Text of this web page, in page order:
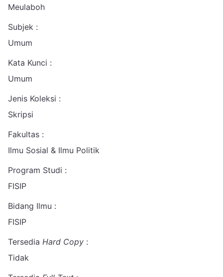
Meulaboh
Subjek :
Umum
Kata Kunci :
Umum
Jenis Koleksi :
Skripsi
Fakultas :
Ilmu Sosial & Ilmu Politik
Program Studi :
FISIP
Bidang Ilmu :
FISIP
Tersedia Hard Copy :
Tidak